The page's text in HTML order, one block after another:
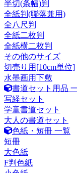
半切(条幅)判
全紙判(聯落兼用)
全八尺判
全紙二枚判
全紙横二枚判
その他のサイズ
切売り用[10cm単位]
水墨画用下敷
書道セット用品
写経セット
学童書道セット
大人の書道セット
色紙・短冊 一覧
短冊
大色紙
F判色紙